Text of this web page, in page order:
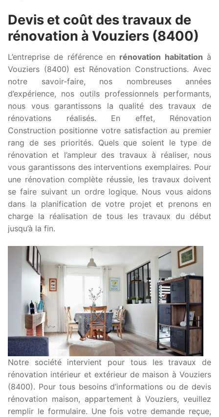
Devis et coût des travaux de
rénovation à Vouziers (8400)
L’entreprise de référence en rénovation habitation à
Vouziers (8400) est Rénovation Constructions. Avec
notre savoir-faire, nos nombreuses années
d’expérience, nos outils professionnels performants,
nous vous garantissons la qualité des travaux de
rénovations réalisés. En effet, Rénovation
Construction positionne votre satisfaction au premier
rang de ses priorités. Quels que soient le type de
rénovation et l’ampleur des travaux à réaliser, nous
vous garantissons des interventions exemplaires. Pour
une rénovation complète réussie, les travaux doivent
se faire suivant un ordre logique. Nous vous aidons
dans la planification de votre projet et prenons en
charge la réalisation de tous les travaux du début
jusqu’à la fin.
Notre société intervient pour tous les travaux de
rénovation intérieur et extérieur de maison à Vouziers
(8400). Pour tous besoins d’informations ou de devis
rénovation maison, appartement à Vouziers, veuillez
remplir le formulaire. Une fois votre demande reçue,